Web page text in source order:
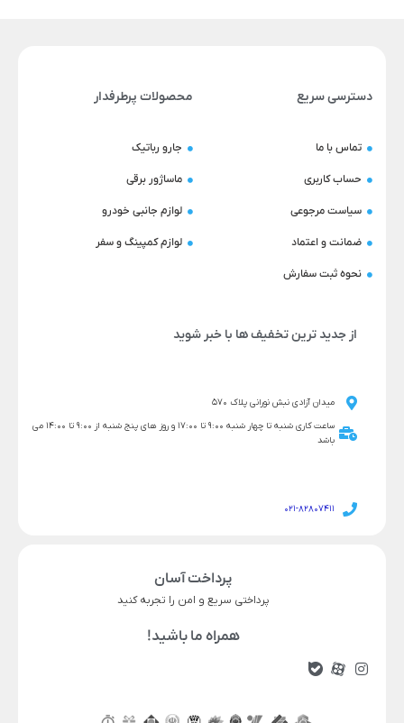
قیمت محصول
دسترسی سریع
تماس با ما
حساب کاربری
سیاست مرجوعی
ضمانت و اعتماد
نحوه ثبت سفارش
محصولات پرطرفدار
جارو رباتیک
ماساژور برقی
لوازم جانبی خودرو
لوازم کمپینگ و سفر
از جدید ترین تخفیف ها با خبر شوید
میدان آزادی نبش نورانی پلاک 570
ساعت کاری شنبه تا چهار شنبه 9:00 تا 17:00 و روز های پنج شنبه از 9:00 تا 14:00 می
باشد
021-82807411
پرداخت آسان
پرداختی سریع و امن را تجربه کنید
همراه ما باشید!